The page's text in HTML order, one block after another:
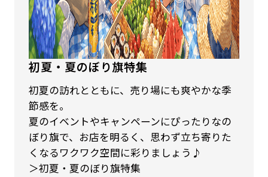
初夏・夏のぼり旗特集
初夏の訪れとともに、売り場にも爽やかな季
節感を。
夏のイベントやキャンペーンにぴったりなの
ぼり旗で、お店を明るく、思わず立ち寄りた
くなるワクワク空間に彩りましょう♪
＞初夏・夏のぼり旗特集